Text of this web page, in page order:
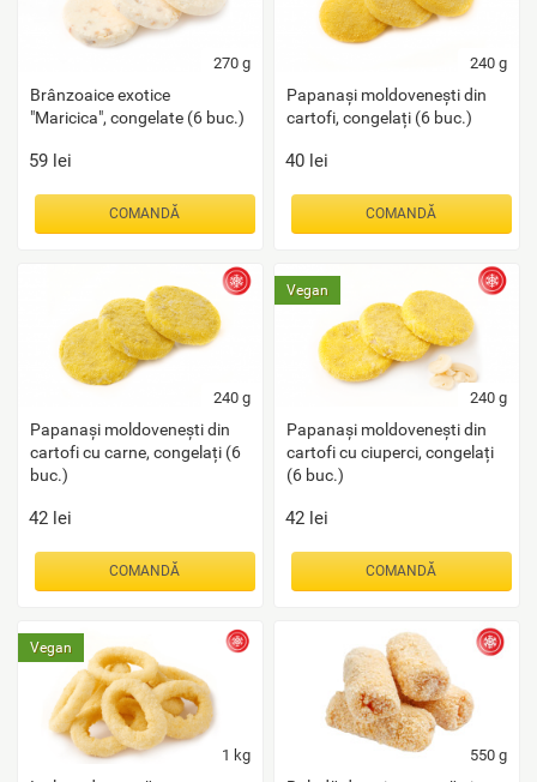
270 g
Brânzoaice exotice
"Maricica", congelate (6 buc.)
59 lei
COMANDĂ
240 g
Papanași moldovenești din
cartofi, congelați (6 buc.)
40 lei
COMANDĂ
240 g
Papanași moldovenești din
cartofi cu carne, congelați (6
buc.)
42 lei
COMANDĂ
240 g
Vegan
Papanași moldovenești din
cartofi cu ciuperci, congelați
(6 buc.)
42 lei
COMANDĂ
1 kg
Vegan
550 g